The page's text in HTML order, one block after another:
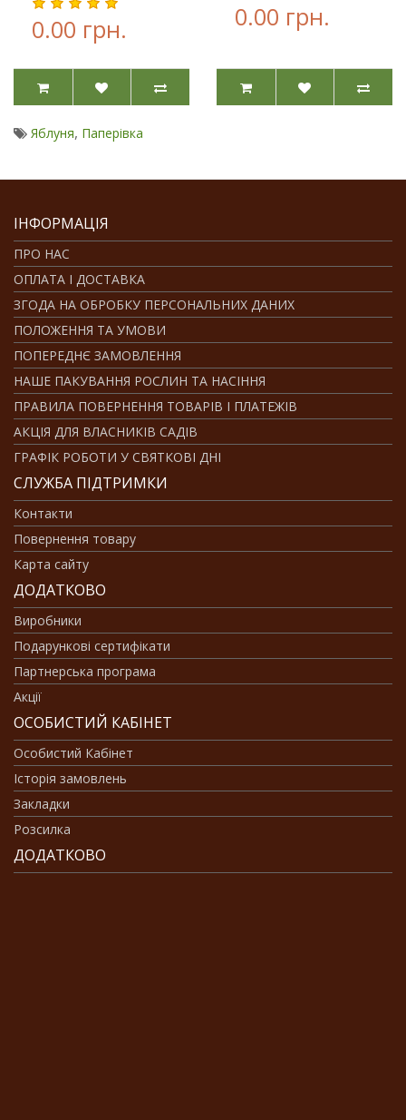
0.00 грн. 0.00 грн.
Яблуня, Паперівка
ІНФОРМАЦІЯ
ПРО НАС
ОПЛАТА І ДОСТАВКА
ЗГОДА НА ОБРОБКУ ПЕРСОНАЛЬНИХ ДАНИХ
ПОЛОЖЕННЯ ТА УМОВИ
ПОПЕРЕДНЄ ЗАМОВЛЕННЯ
НАШЕ ПАКУВАННЯ РОСЛИН ТА НАСІННЯ
ПРАВИЛА ПОВЕРНЕННЯ ТОВАРІВ І ПЛАТЕЖІВ
АКЦІЯ ДЛЯ ВЛАСНИКІВ САДІВ
ГРАФІК РОБОТИ У СВЯТКОВІ ДНІ
СЛУЖБА ПІДТРИМКИ
Контакти
Повернення товару
Карта сайту
ДОДАТКОВО
Виробники
Подарункові сертифікати
Партнерська програма
Акції
ОСОБИСТИЙ КАБІНЕТ
Особистий Кабінет
Історія замовлень
Закладки
Розсилка
ДОДАТКОВО